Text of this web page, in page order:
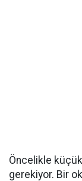
Öncelikle
gerekiyor. Bir